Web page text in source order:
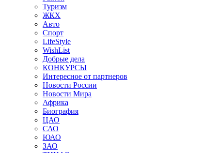
Туризм
ЖКХ
Авто
Спорт
LifeStyle
WishList
Добрые дела
КОНКУРСЫ
Интересное от партнеров
Новости России
Новости Мира
Африка
Биография
ЦАО
САО
ЮАО
ЗАО